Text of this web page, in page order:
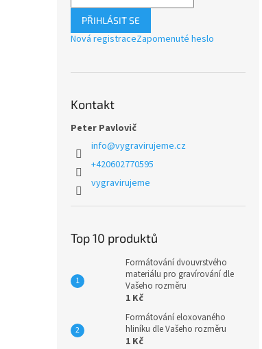
PŘIHLÁSIT SE
Nová registraceZapomenuté heslo
Kontakt
Peter Pavlovič
info@vygravirujeme.cz
+420602770595
vygravirujeme
Top 10 produktů
Formátování dvouvrstvého
materiálu pro gravírování dle
Vašeho rozměru
1 Kč
Formátování eloxovaného
hliníku dle Vašeho rozměru
1 Kč